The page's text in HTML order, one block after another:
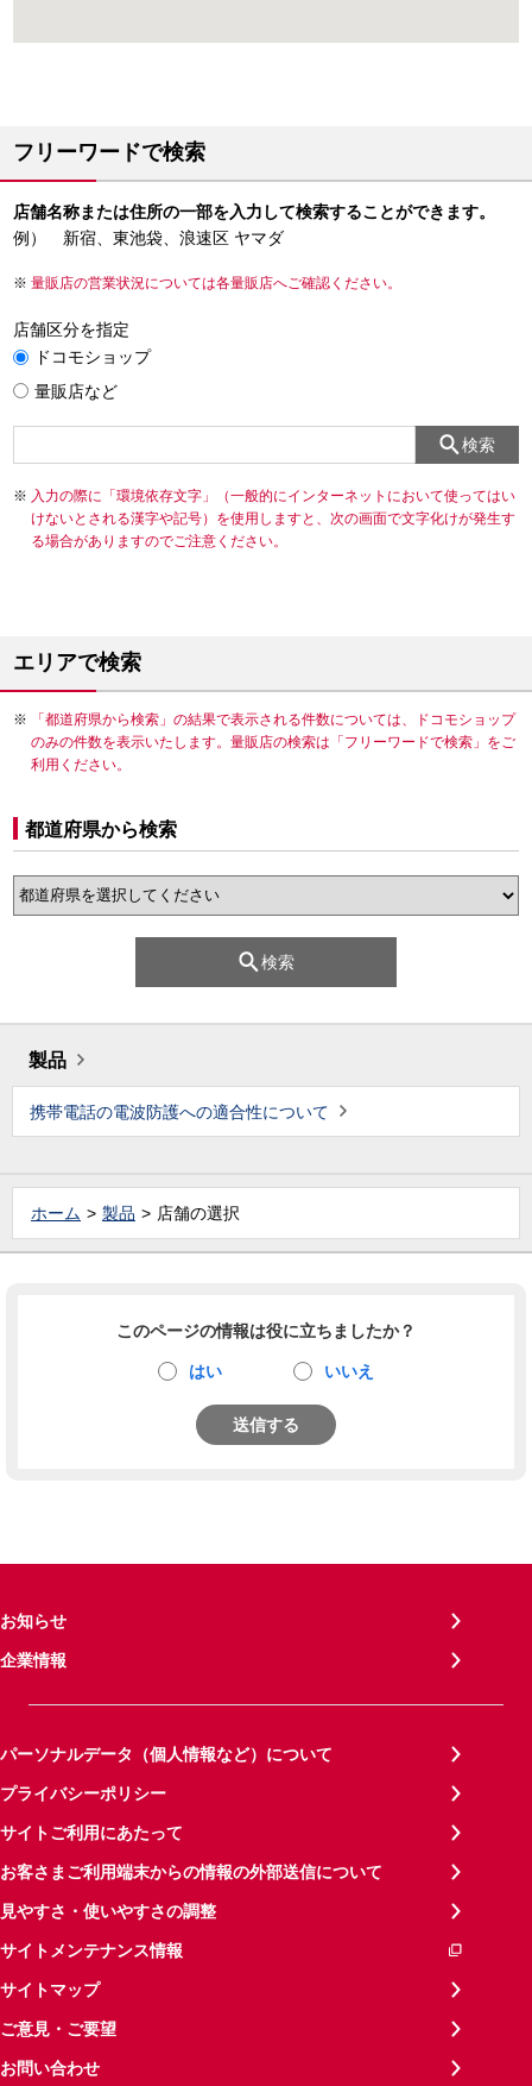
フリーワードで検索
店舗名称または住所の一部を入力して検索することができます。
例） 新宿、東池袋、浪速区 ヤマダ
量販店の営業状況については各量販店へご確認ください。
店舗区分を指定
ドコモショップ
量販店など
検索
入力の際に「環境依存文字」（一般的にインターネットにおいて使ってはい
けないとされる漢字や記号）を使用しますと、次の画面で文字化けが発生す
る場合がありますのでご注意ください。
エリアで検索
「都道府県から検索」の結果で表示される件数については、ドコモショップ
のみの件数を表示いたします。量販店の検索は「フリーワードで検索」をご
利用ください。
都道府県から検索
検索
製品
携帯電話の電波防護への適合性について
ホーム 製品 店舗の選択
このページの情報は役に立ちましたか？
はい いいえ
送信する
お知らせ
企業情報
パーソナルデータ（個人情報など）について
プライバシーポリシー
サイトご利用にあたって
お客さまご利用端末からの情報の外部送信について
見やすさ・使いやすさの調整
サイトメンテナンス情報
サイトマップ
ご意見・ご要望
お問い合わせ